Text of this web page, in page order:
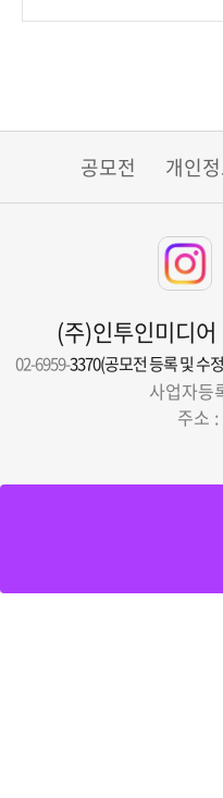
공모전 개인
(주)인투인미디어
02-6959-3370(공모전 등록 및 수
사업자
주소